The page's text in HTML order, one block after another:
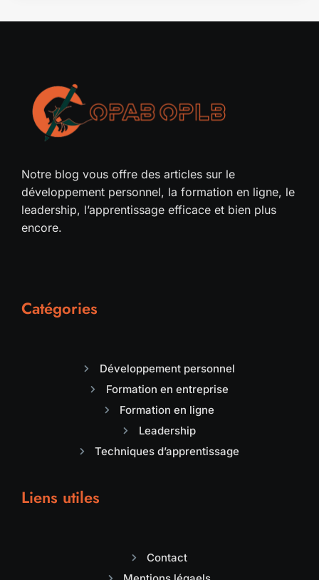
Notre blog vous offre des articles sur le
développement personnel, la formation en ligne, le
leadership, l’apprentissage efficace et bien plus
encore.
Catégories
Développement personnel
Formation en entreprise
Formation en ligne
Leadership
Techniques d’apprentissage
Liens utiles
Contact